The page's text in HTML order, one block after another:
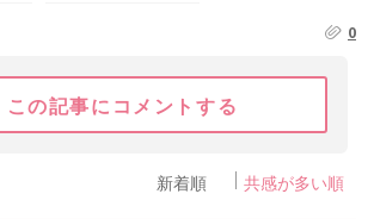
0
この記事にコメントする
新着順 共感が多い順